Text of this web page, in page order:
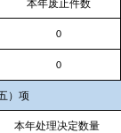
本年废止件数
0
0
）项
本年处理决定数量